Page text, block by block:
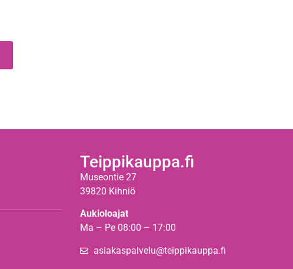
Teippikauppa.fi
Museontie 27
39820 Kihniö
Aukioloajat
Ma – Pe 08:00 – 17:00
asiakaspalvelu@teippikauppa.fi